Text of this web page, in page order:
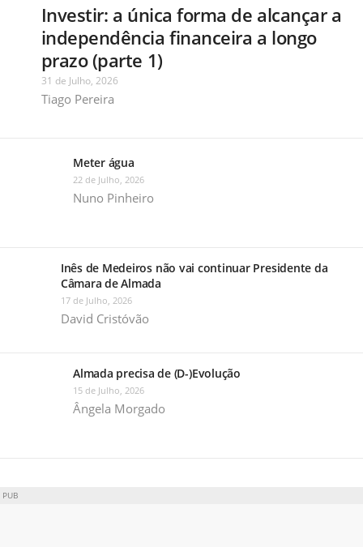
Investir: a única forma de alcançar a
independência financeira a longo
prazo (parte 1)
31 de Julho, 2026
Tiago Pereira
Meter água
22 de Julho, 2026
Nuno Pinheiro
Inês de Medeiros não vai continuar Presidente da
Câmara de Almada
17 de Julho, 2026
David Cristóvão
Almada precisa de (D-)Evolução
15 de Julho, 2026
Ângela Morgado
PUB